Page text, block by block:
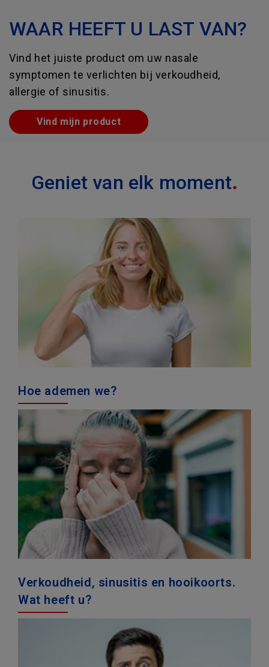
WAAR HEEFT U LAST VAN?
Vind het juiste product om uw nasale
symptomen te verlichten bij verkoudheid,
allergie of sinusitis.
Vind mijn product
Geniet van elk moment.
Hoe ademen we?
Verkoudheid, sinusitis en hooikoorts.
Wat heeft u?